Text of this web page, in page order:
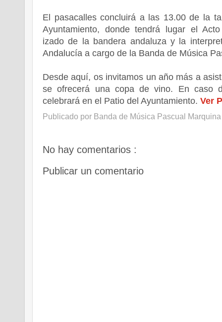
El pasacalles concluirá a las 13.00 de la
Ayuntamiento, donde tendrá lugar el
izado de la bandera andaluza y la
Andalucía a cargo de la Banda de Música
Desde aquí, os invitamos un año más a
se ofrecerá una copa de vino. En caso
celebrará en el Patio del Ayuntamiento. Ver
Publicado por Banda de Música Pascual Marquina
No hay comentarios :
Publicar un comentario